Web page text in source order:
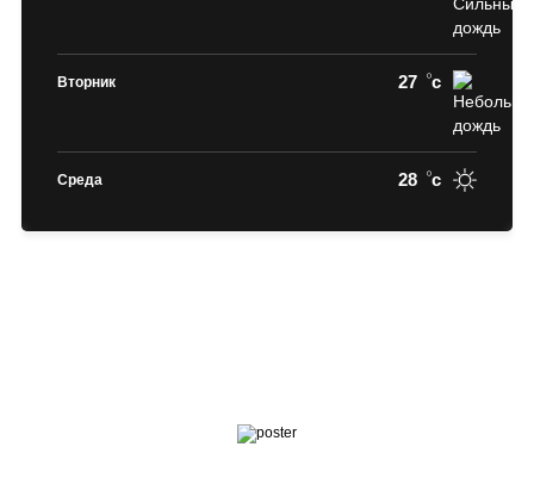
Вторник 27 c
Среда 28 c